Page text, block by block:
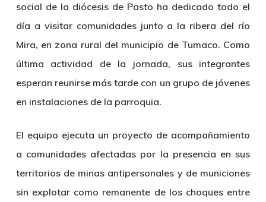
social de la diócesis de Pasto ha dedicado todo el
día a visitar comunidades junto a la ribera del río
Mira, en zona rural del municipio de Tumaco. Como
última actividad de la jornada, sus integrantes
esperan reunirse más tarde con un grupo de jóvenes
en instalaciones de la parroquia.
El equipo ejecuta un proyecto de acompañamiento
a comunidades afectadas por la presencia en sus
territorios de minas antipersonales y de municiones
sin explotar como remanente de los choques entre